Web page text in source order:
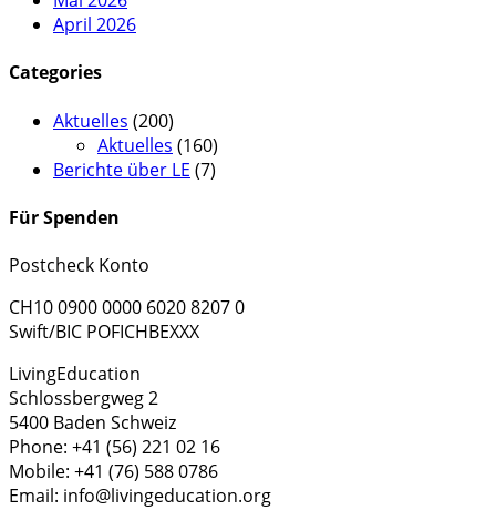
April 2026
Categories
Aktuelles (200)
Aktuelles (160)
Berichte über LE (7)
Für Spenden
Postcheck Konto
CH10 0900 0000 6020 8207 0
Swift/BIC POFICHBEXXX
LivingEducation
Schlossbergweg 2
5400 Baden Schweiz
Phone: +41 (56) 221 02 16
Mobile: +41 (76) 588 0786
Email: info@livingeducation.org